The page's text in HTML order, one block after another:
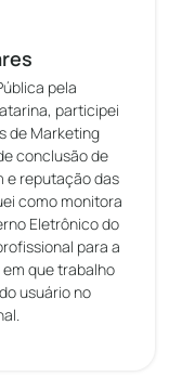
pela
participei
de Marketing
conclusão de
e reputação das
como monitora
Eletrônico do
para a
que trabalho
usuário no